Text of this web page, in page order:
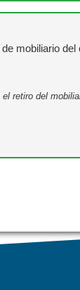
mobiliario del
retiro del